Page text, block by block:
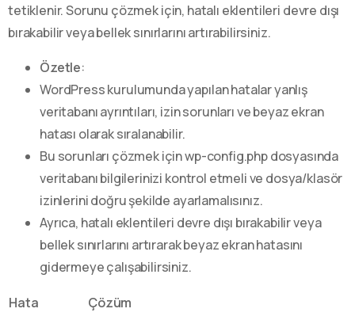
tetiklenir. Sorunu çözmek için, hatalı eklentileri devre dışı
bırakabilir veya bellek sınırlarını artırabilirsiniz.
Özetle:
WordPress kurulumunda yapılan hatalar yanlış
veritabanı ayrıntıları, izin sorunları ve beyaz ekran
hatası olarak sıralanabilir.
Bu sorunları çözmek için wp-config.php dosyasında
veritabanı bilgilerinizi kontrol etmeli ve dosya/klasör
izinlerini doğru şekilde ayarlamalısınız.
Ayrıca, hatalı eklentileri devre dışı bırakabilir veya
bellek sınırlarını artırarak beyaz ekran hatasını
gidermeye çalışabilirsiniz.
Hata
Çözüm